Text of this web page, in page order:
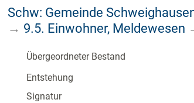
Schw: Gemeinde
→ 9.5. Einwohner, Meldewesen
Übergeordneter Bestand
Entstehung
Signatur